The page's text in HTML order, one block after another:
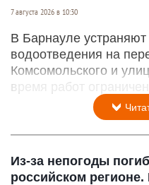
7 августа 2026 в 10:30
В Барнауле
водоотведения на
Комсомольского и
время работ
Из-за непогоды
российском